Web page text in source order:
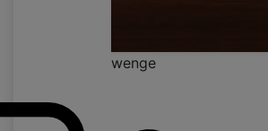
wenge